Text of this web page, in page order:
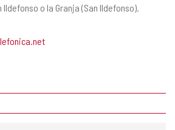
Ildefonso o la Granja (San Ildefonso).